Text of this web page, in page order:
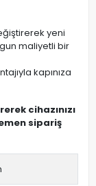
yeni
maliyetli bir
kapınıza
cihazınızı
sipariş